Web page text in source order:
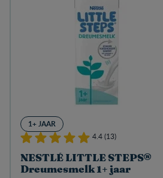
1+ JAAR
4.4 (13)
NESTLÉ LITTLE STEPS®
Dreumesmelk 1+ jaar